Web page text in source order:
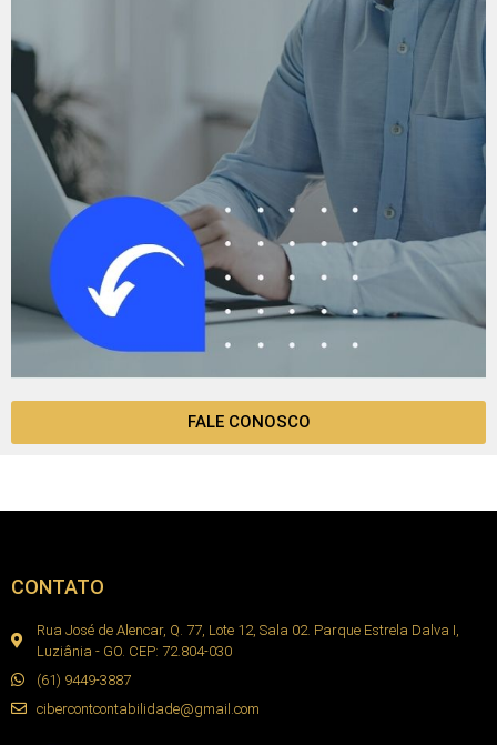
FALE CONOSCO
CONTATO
Rua José de Alencar, Q. 77, Lote 12, Sala 02. Parque Estrela Dalva I,
Luziânia - GO. CEP: 72.804-030
(61) 9449-3887
cibercontcontabilidade@gmail.com